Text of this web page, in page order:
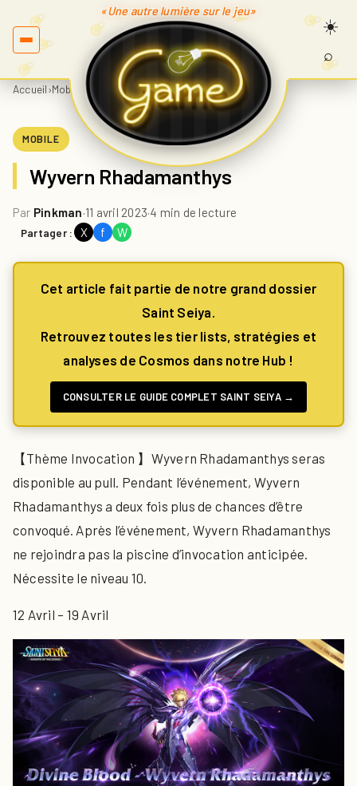
«Une autre lumière sur le jeu»
⌕
Accueil›Mobile ›Wyvern Rhadamanthys
MOBILE
Wyvern Rhadamanthys
Par Pinkman·11 avril 2023·4 min de lecture
Partager : X f W
Cet article fait partie de notre grand dossier
Saint Seiya.
Retrouvez toutes les tier lists, stratégies et
analyses de Cosmos dans notre Hub !
CONSULTER LE GUIDE COMPLET SAINT SEIYA →
【Thème Invocation 】Wyvern Rhadamanthys seras
disponible au pull. Pendant l’événement, Wyvern
Rhadamanthys a deux fois plus de chances d’être
convoqué. Après l’événement, Wyvern Rhadamanthys
ne rejoindra pas la piscine d’invocation anticipée.
Nécessite le niveau 10.
12 Avril – 19 Avril